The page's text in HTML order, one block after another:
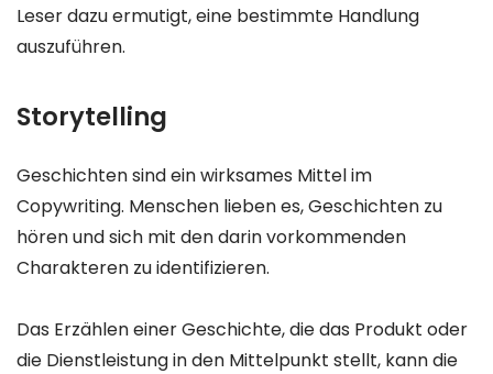
Leser dazu ermutigt, eine bestimmte Handlung
auszuführen.
Storytelling
Geschichten sind ein wirksames Mittel im
Copywriting. Menschen lieben es, Geschichten zu
hören und sich mit den darin vorkommenden
Charakteren zu identifizieren.
Das Erzählen einer Geschichte, die das Produkt oder
die Dienstleistung in den Mittelpunkt stellt, kann die